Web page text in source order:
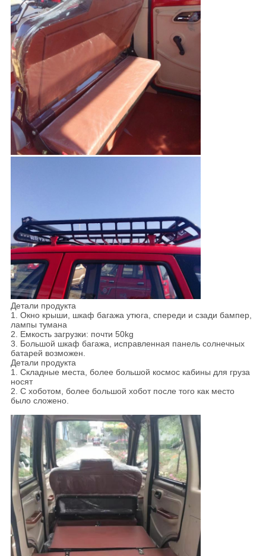
Детали продукта
1. Окно крыши, шкаф багажа утюга, спереди и сзади бампер,
лампы тумана
2. Емкость загрузки: почти 50kg
3. Большой шкаф багажа, исправленная панель солнечных
батарей возможен.
Детали продукта
1. Складные места, более большой космос кабины для груза
носят
2. С хоботом, более большой хобот после того как место
было сложено.